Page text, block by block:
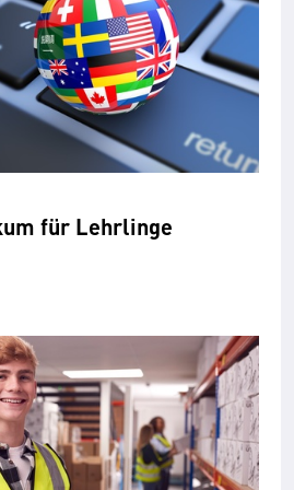
für Lehrlinge